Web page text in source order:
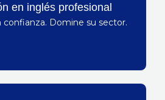
en inglés profesional
confianza. Domine su sector.
en inglés conduce a el éxito
profesional